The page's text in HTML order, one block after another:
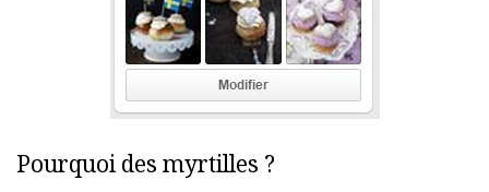
Pourquoi des myrtilles ?